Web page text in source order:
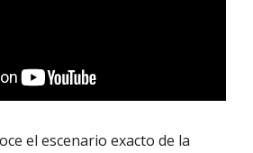
el escenario exacto de la